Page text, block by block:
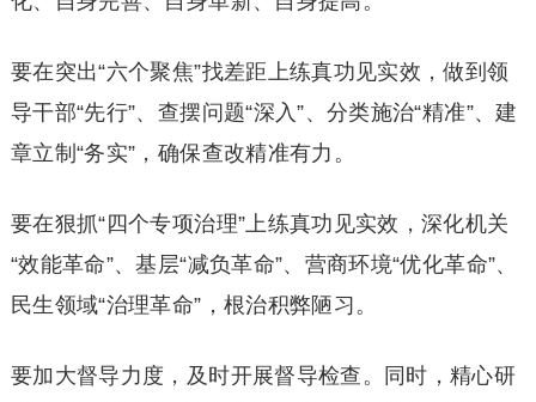
要在突出“六个聚焦”找差距上练真功见实效，做到领
导干部“先行”、查摆问题“深入”、分类施治“精准”、建
章立制“务实”，确保查改精准有力。
要在狠抓“四个专项治理”上练真功见实效，深化机关
“效能革命”、基层“减负革命”、营商环境“优化革命”、
民生领域“治理革命”，根治积弊陋习。
要加大督导力度，及时开展督导检查。同时，精心研